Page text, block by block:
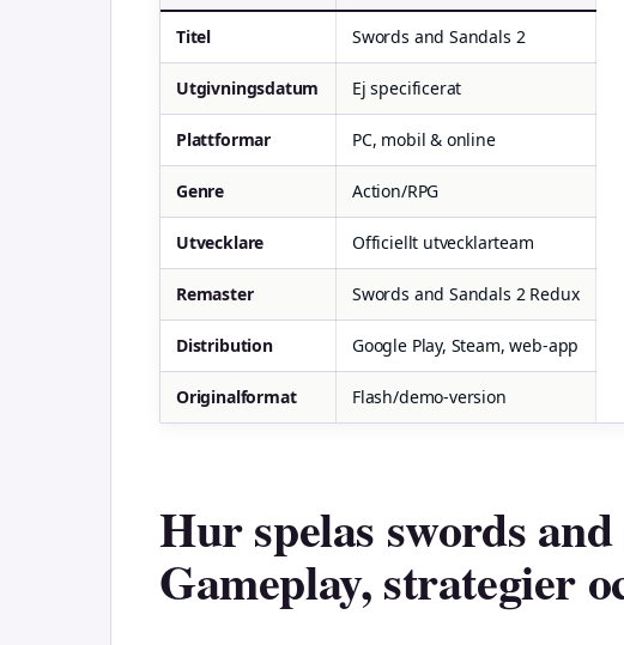
Titel Swords and Sandals 2
Utgivningsdatum Ej specificerat
Plattformar PC, mobil & online
Genre Action/RPG
Utvecklare Officiellt utvecklarteam
Remaster Swords and Sandals 2 Redux
Distribution Google Play, Steam, web-app
Originalformat Flash/demo-version
Hur spelas swords
Gameplay, strategier